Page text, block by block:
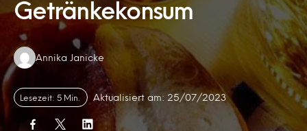
Getränkekonsum
Authors:
Annika Janicke
Lesezeit: 5 Min. Aktualisiert am: 25/07/2023